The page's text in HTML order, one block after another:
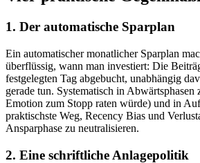
1. Der automatische Sparplan
Ein automatischer monatlicher Sparplan
überflüssig, wann man investiert: Die
festgelegten Tag abgebucht, unabhängig
gerade tun. Systematisch in
Emotion zum Stopp raten würde) und in
praktischste Weg, Recency Bias und
Ansparphase zu neutralisieren.
2. Eine schriftliche Anlagepolitik